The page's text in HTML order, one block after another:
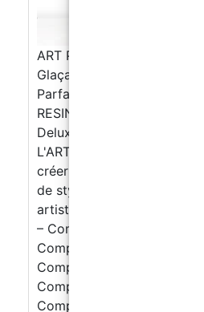
ART PRO DELUXE Résine
Glaçage à Haute Viscosité
Parfait!
RESINE EPOXY
Deluxe" A TRES HAUTE
L'ART FLUIDE ET LA
créer des tableaux, des
de style «Ocean Art» et
artistiques de toutes
– Composant A (résine
Composant B (durcisseur)
Composant A (résine
Composant B
Composant A (résine